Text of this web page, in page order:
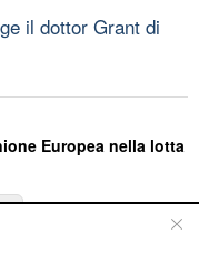
il dottor Grant di
Europea nella lotta